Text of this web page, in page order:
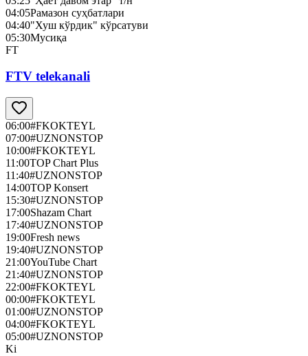
04:05Рамазон суҳбатлари
04:40"Хуш кўрдик" кўрсатуви
05:30Мусиқа
FT
FTV telekanali
06:00#FKOKTEYL
07:00#UZNONSTOP
10:00#FKOKTEYL
11:00TOP Chart Plus
11:40#UZNONSTOP
14:00TOP Konsert
15:30#UZNONSTOP
17:00Shazam Chart
17:40#UZNONSTOP
19:00Fresh news
19:40#UZNONSTOP
21:00YouTube Chart
21:40#UZNONSTOP
22:00#FKOKTEYL
00:00#FKOKTEYL
01:00#UZNONSTOP
04:00#FKOKTEYL
05:00#UZNONSTOP
Ki